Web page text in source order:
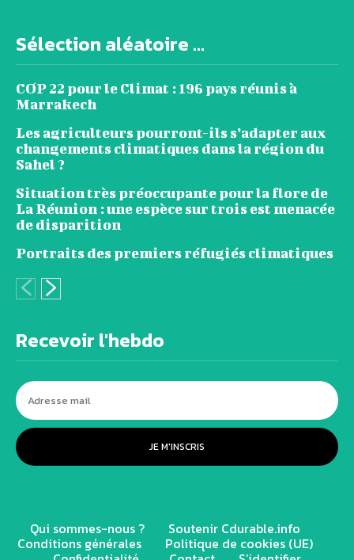
Sélection aléatoire ...
COP 22 pour le Climat : 196 pays réunis à
Marrakech
Les agriculteurs pourront-ils s’adapter aux
changements climatiques dans la région du
Sahel ?
Situation très préoccupante pour la flore de
La Réunion : une espèce sur trois est menacée
de disparition
Portraits des premiers réfugiés climatiques
Recevoir l'hebdo
JE M'INSCRIS
Qui sommes-nous ? Soutenir Cdurable.info
Conditions générales Politique de cookies (UE)